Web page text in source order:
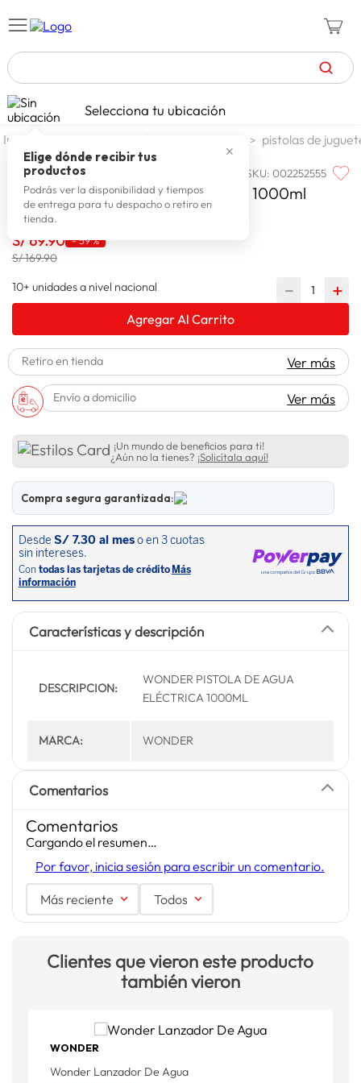
TÉRMINOS MÁS BUSCADOS
1. zapatillas mujer
2. celulares
3. zapatillas hombre
4. zapatillas
5 . moda
tv
spiderman
9. terrex
10. lavadora
Selecciona tu ubicación
✕
Elige dónde recibir tus
productos
Podrás ver la disponibilidad y tiempos
de entrega para tu despacho o retiro en
tienda.
jugueteria y escolar pistolas de
WONDER SKU:002252555
Wonder Pistola De Agua Eléctrica 1000ml
S/ 69.90 -59 %
S/ 169.90
10+ unidades a nivel nacional
＋
－
Agregar Al Carrito
Retiro en tienda Ver más
Envío a domicilio Ver más
¡Un mundo de beneficios para ti!
¿Aún no la tienes? ¡Solicítala aquí!
Compra segura garantizada:
Características y descripción
DESCRIPCION:
WONDER PISTOLA DE AGUA
ELÉCTRICA 1000ML
MARCA: WONDER
Comentarios
Comentarios
Cargando el resumen…
Por favor, inicia sesión para escribir un comentario.
Más reciente Todos
Clientes que vieron este producto
también vieron
WONDER
Wonder Lanzador De Agua